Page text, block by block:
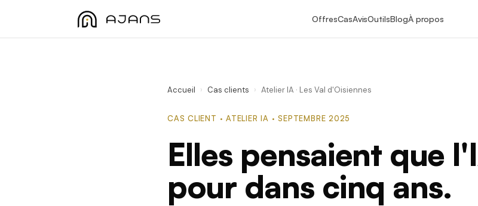
OffresCasAvisOutilsBlogÀ propos
Accueil › Cas clients › Atelier IA · Les Val d'Oisiennes
CAS CLIENT · ATELIER IA · SEPTEMBRE 2025
Elles pensaient que
pour dans cinq ans.